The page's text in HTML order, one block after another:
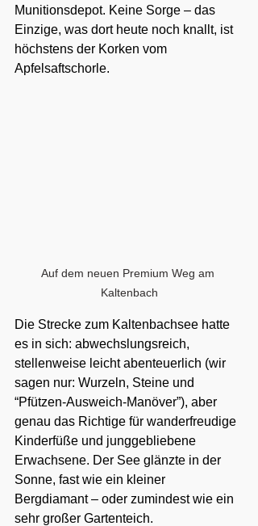
Munitionsdepot. Keine Sorge – das
Einzige, was dort heute noch knallt, ist
höchstens der Korken vom
Apfelsaftschorle.
Auf dem neuen Premium Weg am
Kaltenbach
Die Strecke zum Kaltenbachsee hatte
es in sich: abwechslungsreich,
stellenweise leicht abenteuerlich (wir
sagen nur: Wurzeln, Steine und
“Pfützen-Ausweich-Manöver”), aber
genau das Richtige für wanderfreudige
Kinderfüße und junggebliebene
Erwachsene. Der See glänzte in der
Sonne, fast wie ein kleiner
Bergdiamant – oder zumindest wie ein
sehr großer Gartenteich.